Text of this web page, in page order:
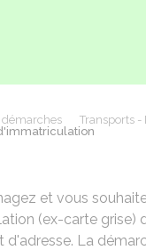
démarches Transports -
et vous
(ex-carte grise)
d'adresse. La